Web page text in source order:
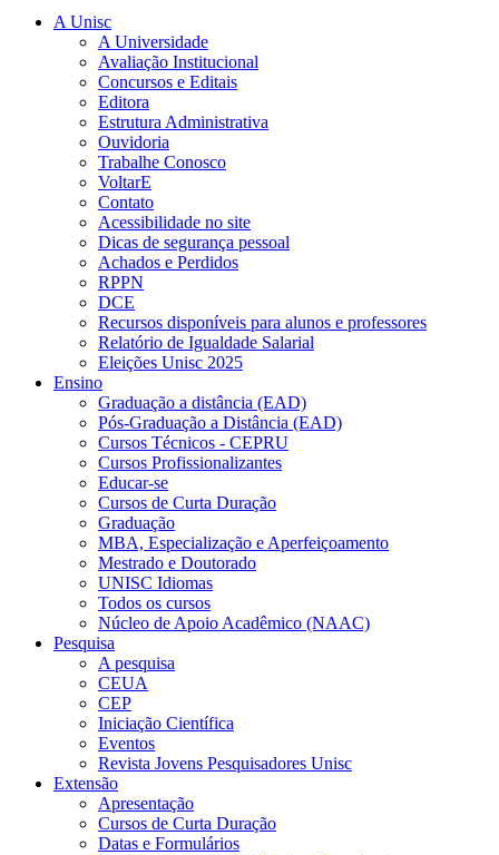
A Unisc
A Universidade
Avaliação Institucional
Concursos e Editais
Editora
Estrutura Administrativa
Ouvidoria
Trabalhe Conosco
VoltarE
Contato
Acessibilidade no site
Dicas de segurança pessoal
Achados e Perdidos
RPPN
DCE
Recursos disponíveis para alunos e professores
Relatório de Igualdade Salarial
Eleições Unisc 2025
Ensino
Graduação a distância (EAD)
Pós-Graduação a Distância (EAD)
Cursos Técnicos - CEPRU
Cursos Profissionalizantes
Educar-se
Cursos de Curta Duração
Graduação
MBA, Especialização e Aperfeiçoamento
Mestrado e Doutorado
UNISC Idiomas
Todos os cursos
Núcleo de Apoio Acadêmico (NAAC)
Pesquisa
A pesquisa
CEUA
CEP
Iniciação Científica
Eventos
Revista Jovens Pesquisadores Unisc
Extensão
Apresentação
Cursos de Curta Duração
Datas e Formulários